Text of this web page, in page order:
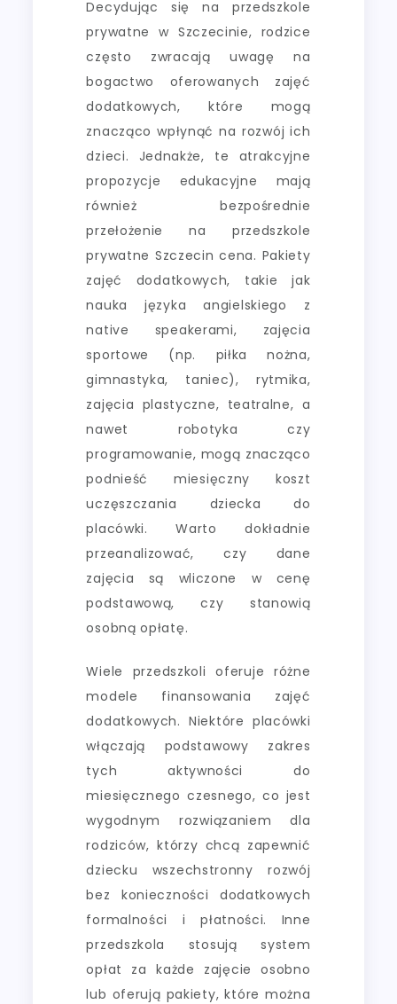
Decydując się na przedszkole
prywatne w Szczecinie, rodzice
często zwracają uwagę na
bogactwo oferowanych zajęć
dodatkowych, które mogą
znacząco wpłynąć na rozwój ich
dzieci. Jednakże, te atrakcyjne
propozycje edukacyjne mają
również bezpośrednie
przełożenie na przedszkole
prywatne Szczecin cena. Pakiety
zajęć dodatkowych, takie jak
nauka języka angielskiego z
native speakerami, zajęcia
sportowe (np. piłka nożna,
gimnastyka, taniec), rytmika,
zajęcia plastyczne, teatralne, a
nawet robotyka czy
programowanie, mogą znacząco
podnieść miesięczny koszt
uczęszczania dziecka do
placówki. Warto dokładnie
przeanalizować, czy dane
zajęcia są wliczone w cenę
podstawową, czy stanowią
osobną opłatę.
Wiele przedszkoli oferuje różne
modele finansowania zajęć
dodatkowych. Niektóre placówki
włączają podstawowy zakres
tych aktywności do
miesięcznego czesnego, co jest
wygodnym rozwiązaniem dla
rodziców, którzy chcą zapewnić
dziecku wszechstronny rozwój
bez konieczności dodatkowych
formalności i płatności. Inne
przedszkola stosują system
opłat za każde zajęcie osobno
lub oferują pakiety, które można